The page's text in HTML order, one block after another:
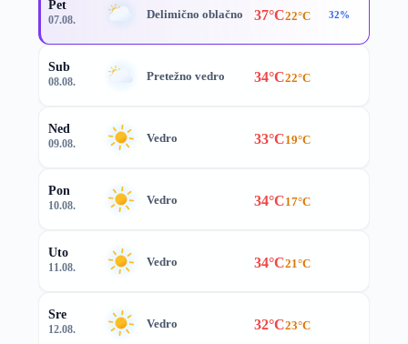
Pet
07.08. Delimično oblačno 37°C22°C 32%
Sub
08.08. Pretežno vedro 34°C22°C
Ned
09.08. Vedro 33°C19°C
Pon
10.08. Vedro 34°C17°C
Uto
11.08. Vedro 34°C21°C
Sre
12.08. Vedro 32°C23°C